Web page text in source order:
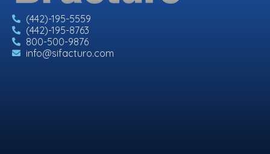
(442)-195-5559
(442)-195-8763
800-500-9876
info@sifacturo.com